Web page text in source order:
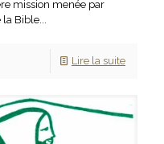
mission menée par
la Bible...
Lire la suite